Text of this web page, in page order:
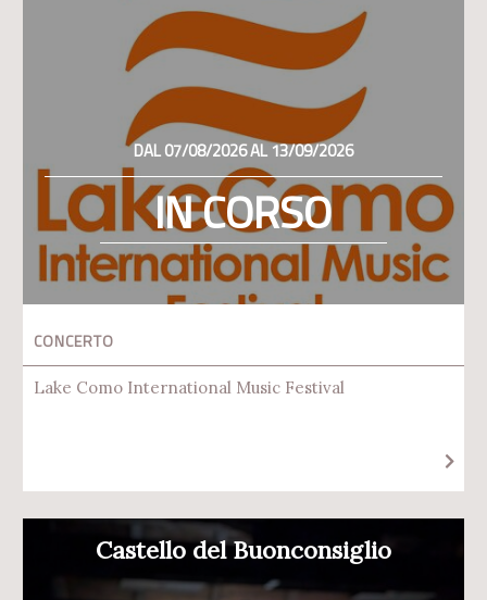
DAL 07/08/2026 AL 13/09/2026
IN CORSO
CONCERTO
Lake Como International Music Festival
Castello del Buonconsiglio